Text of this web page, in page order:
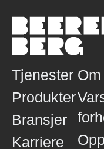
Tjenester
Produkter
Bransjer
Karriere